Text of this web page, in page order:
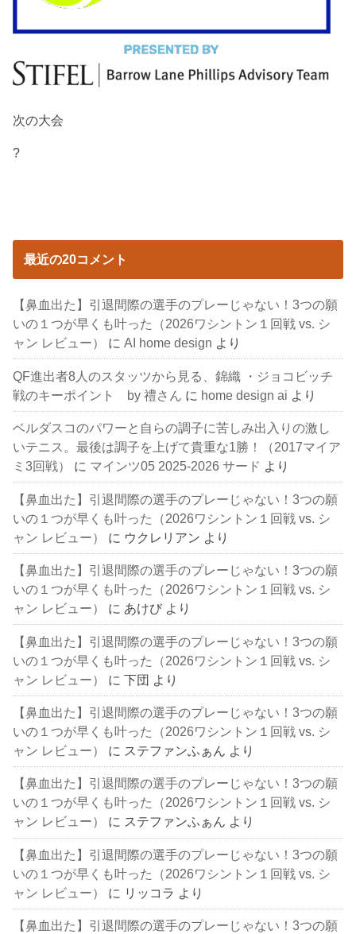
次の大会
?
最近の20コメント
【鼻血出た】引退間際の選手のプレーじゃない！3つの願
いの１つが早くも叶った（2026ワシントン１回戦 vs. シ
ャン レビュー）
にAI home design より
QF進出者8人のスタッツから見る、錦織 ・ジョコビッチ
戦のキーポイント by 禮さん に home design ai より
ベルダスコのパワーと自らの調子に苦しみ出入りの激し
いテニス。最後は調子を上げて貴重な1勝！（2017マイア
ミ3回戦）
に マインツ05 2025-2026 サード より
【鼻血出た】引退間際の選手のプレーじゃない！3つの願
いの１つが早くも叶った（2026ワシントン１回戦 vs. シ
ャン レビュー）
に ウクレリアン より
【鼻血出た】引退間際の選手のプレーじゃない！3つの願
いの１つが早くも叶った（2026ワシントン１回戦 vs. シ
ャン レビュー）
に あけび より
【鼻血出た】引退間際の選手のプレーじゃない！3つの願
いの１つが早くも叶った（2026ワシントン１回戦 vs. シ
ャン レビュー）
に下団 より
【鼻血出た】引退間際の選手のプレーじゃない！3つの願
いの１つが早くも叶った（2026ワシントン１回戦 vs. シ
ャン レビュー）
に ステファンふぁん より
【鼻血出た】引退間際の選手のプレーじゃない！3つの願
いの１つが早くも叶った（2026ワシントン１回戦 vs. シ
ャン レビュー）
に ステファンふぁん より
【鼻血出た】引退間際の選手のプレーじゃない！3つの願
いの１つが早くも叶った（2026ワシントン１回戦 vs. シ
ャン レビュー）
に リッコラ より
【鼻血出た】引退間際の選手のプレーじゃない！3つの願